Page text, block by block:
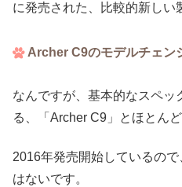
に発売された、比較的新しい
Archer C9のモデルチェン
なんですが、基本的なスペッ
る、「Archer C9」とほとんど
2016年発売開始しているの
はないです。